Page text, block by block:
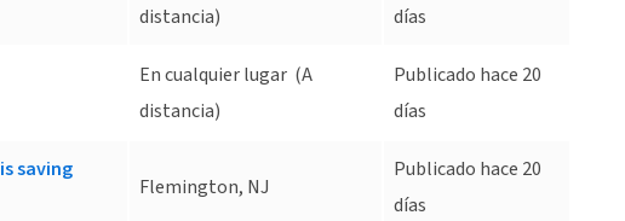
distancia)
días
En cualquier lugar (A
distancia)
Publicado hace 20
días
saving
Flemington, NJ
Publicado hace 20
días